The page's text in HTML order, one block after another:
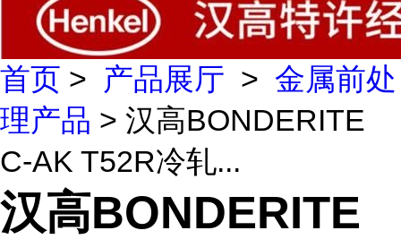
首页 > 产品展厅 > 金属前处
理产品 > 汉高BONDERITE
C-AK T52R冷轧...
汉高BONDERITE